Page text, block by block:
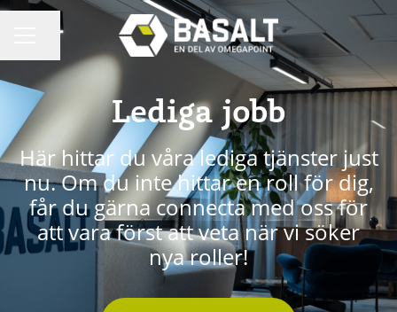
Lediga jobb
Här hittar du våra lediga tjänster just
nu. Om du inte hittar en roll för dig,
får du gärna connecta med oss för
att vara först att veta när vi söker
nya roller!